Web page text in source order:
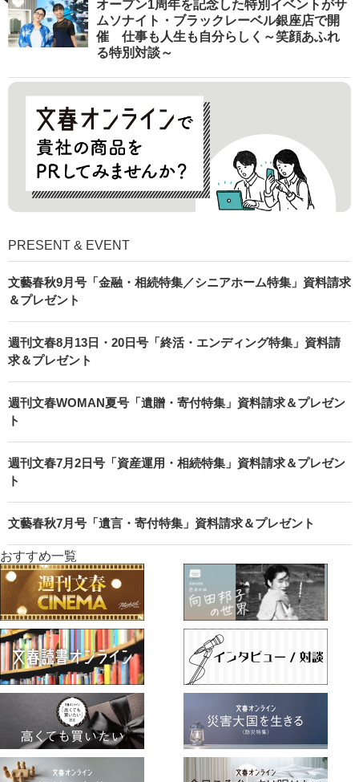
オープン1周年を記念した特別イベントがサ
ムソナイト・ブラックレーベル銀座店で開
催 仕事も人生も自分らしく～笑顔あふれ
る特別対談～
PRESENT & EVENT
文藝春秋9月号「金融・相続特集／シニアホーム特集」資料請求
＆プレゼント
週刊文春8月13日・20日号「終活・エンディング特集」資料請
求＆プレゼント
週刊文春WOMAN夏号「遺贈・寄付特集」資料請求＆プレゼン
ト
週刊文春7月2日号「資産運用・相続特集」資料請求＆プレゼン
ト
文藝春秋7月号「遺言・寄付特集」資料請求＆プレゼント
おすすめ一覧